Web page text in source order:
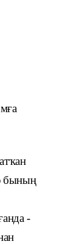
бының
-